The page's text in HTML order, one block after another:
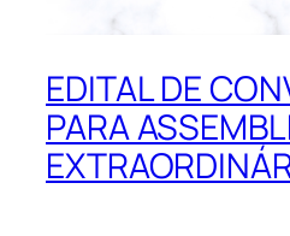
EDITAL DE
PARA